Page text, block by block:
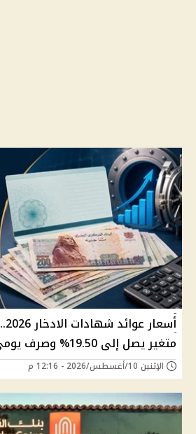
متغير يصل إلى 19.50% وصرف يومي وشهري
الإثنين 10/أغسطس/2026 - 12:16 م